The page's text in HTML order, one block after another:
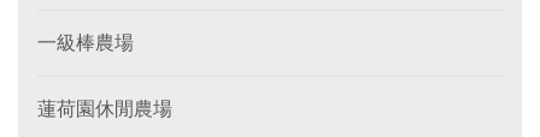
一級棒農場
蓮荷園休閒農場